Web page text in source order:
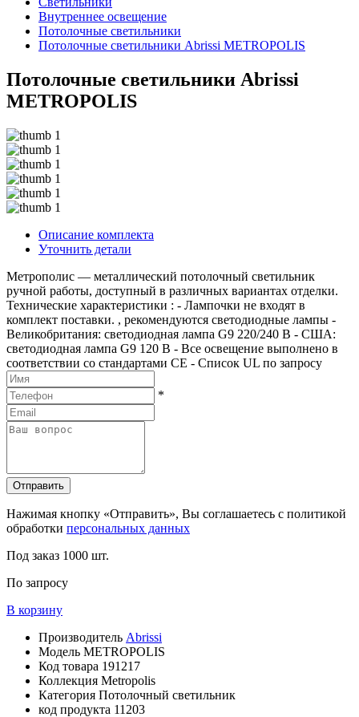
Внутреннее освещение
Потолочные светильники
Потолочные светильники Abrissi METROPOLIS
Потолочные светильники Abrissi
METROPOLIS
Описание комплекта
Уточнить детали
Метрополис — металлический потолочный светильник
ручной работы, доступный в различных вариантах отделки.
Технические характеристики : - Лампочки не входят в
комплект поставки. , рекомендуются светодиодные лампы -
Великобритания: светодиодная лампа G9 220/240 В - США:
светодиодная лампа G9 120 В - Все освещение выполнено в
соответствии со стандартами CE - Список UL по запросу
*
Отправить
Нажимая кнопку «Отправить», Вы соглашаетесь с политикой
обработки персональных данных
Под заказ 1000 шт.
По запросу
В корзину
Производитель Abrissi
Модель METROPOLIS
Код товара 191217
Коллекция Metropolis
Категория Потолочный светильник
код продукта 11203